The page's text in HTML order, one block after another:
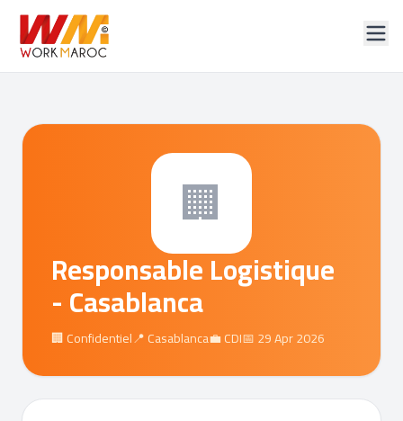
🏢
Responsable Logistique
- Casablanca
🏢 Confidentiel📍 Casablanca💼 CDI📅 29 Apr 2026